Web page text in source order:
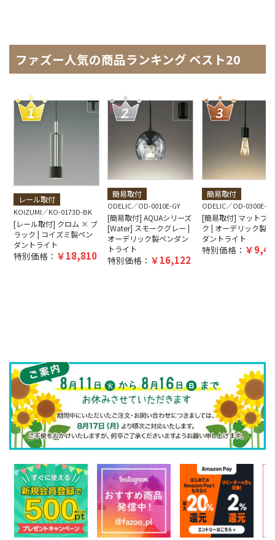
ファズー人気の商品ランキング ベスト20
レール取付
KOIZUMI KO-0173D-BK
[レール取付] クロム × ブ
ラック | コイズミ製ペン
ダントライト
特別価格： 18,810
簡易取付
ODELIC OD-0010E-GY
[簡易取付] AQUAシリーズ
[Water] スモークグレー |
オーデリック製ペンダン
トライト
特別価格： 16,122
簡易取付
ODELIC OD-0300E-BK
[簡易取付] マットブ
ク | オーデリック製
ダントライト
特別価格：